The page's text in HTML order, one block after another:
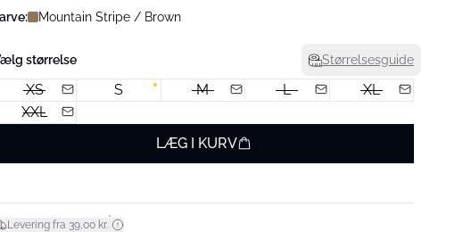
Mountain Stripe / Brown
størrelse Størrelsesguide
XS S M L
XL
XXL
LÆG I KURV
Levering fra 39,00 kr.*